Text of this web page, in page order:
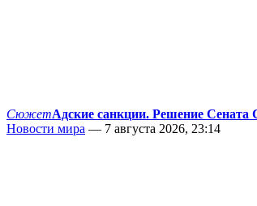
СюжетАдские санкции. Решение
Новости мира — 7 августа 2026, 23:14